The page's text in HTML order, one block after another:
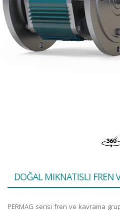
OĞALMIKNATISLI FREN
PERMAG serisi fren ve kavrama